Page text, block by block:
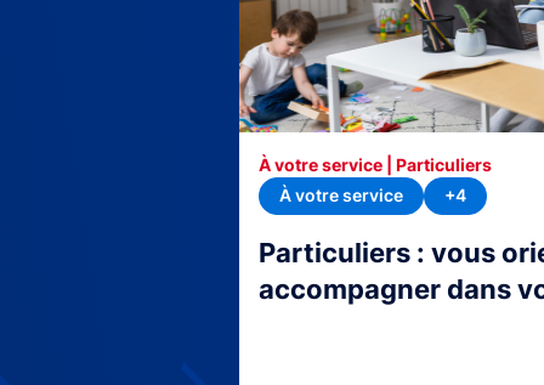
Particuliers : vous
accompagner dans
À votre service | Particuliers
À votre service
+4